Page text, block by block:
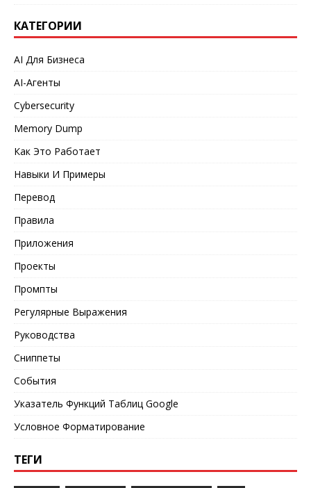
КАТЕГОРИИ
AI Для Бизнеса
AI-Агенты
Cybersecurity
Memory Dump
Как Это Работает
Навыки И Примеры
Перевод
Правила
Приложения
Проекты
Промпты
Регулярные Выражения
Руководства
Сниппеты
События
Указатель Функций Таблиц Google
Условное Форматирование
ТЕГИ